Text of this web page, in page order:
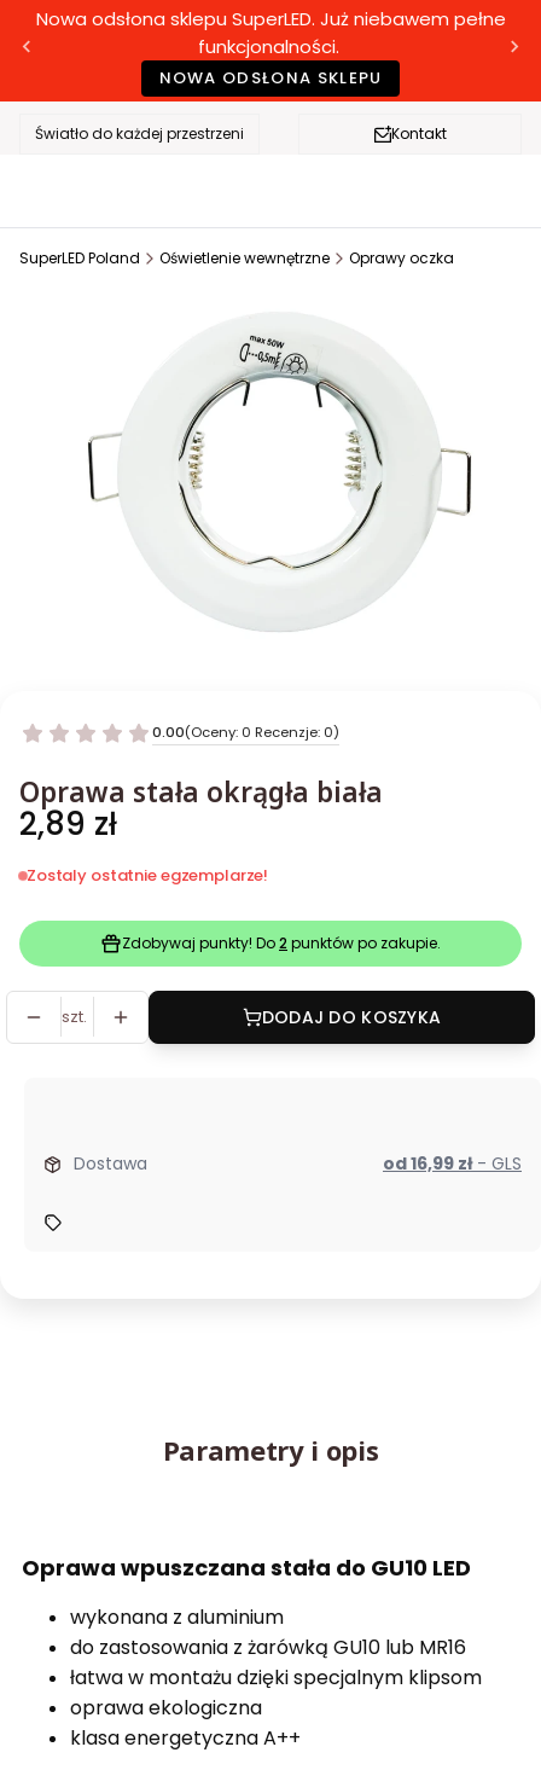
Nowa odsłona sklepu SuperLED. Już niebawem pełne
funkcjonalności.
NOWA ODSŁONA SKLEPU
Światło do każdej przestrzeni Kontakt
SuperLED Poland Oświetlenie wewnętrzne Oprawy oczka
0.00(Oceny: 0 Recenzje: 0)
Oprawa stała okrągła biała
Cena
2,89 zł
Zostaly ostatnie egzemplarze!
Zdobywaj punkty! Do2 punktów po zakupie.
szt. DODAJ DO KOSZYKA
Dostawa od 16,99 zł - GLS
Parametry i opis
Oprawa wpuszczana stała do GU10 LED
wykonana z aluminium
do zastosowania z żarówką GU10 lub MR16
łatwa w montażu dzięki specjalnym klipsom
oprawa ekologiczna
klasa energetyczna A++